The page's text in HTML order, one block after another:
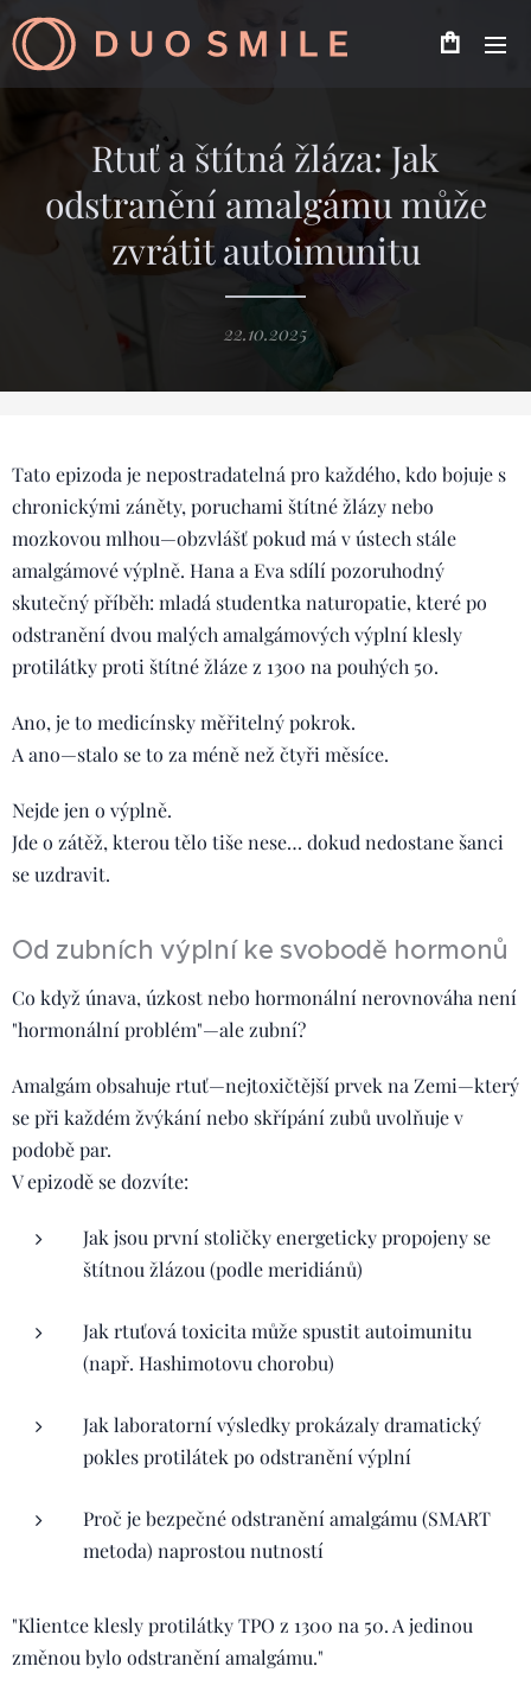
Rtuť a štítná žláza: Jak
odstranění amalgámu může
zvrátit autoimunitu
22.10.2025
Tato epizoda je nepostradatelná pro každého, kdo bojuje s
chronickými záněty, poruchami štítné žlázy nebo
mozkovou mlhou—obzvlášť pokud má v ústech stále
amalgámové výplně. Hana a Eva sdílí pozoruhodný
skutečný příběh: mladá studentka naturopatie, které po
odstranění dvou malých amalgámových výplní klesly
protilátky proti štítné žláze z 1300 na pouhých 50.
Ano, je to medicínsky měřitelný pokrok.
A ano—stalo se to za méně než čtyři měsíce.
Nejde jen o výplně.
Jde o zátěž, kterou tělo tiše nese… dokud nedostane šanci
se uzdravit.
Od zubních výplní ke svobodě hormonů
Co když únava, úzkost nebo hormonální nerovnováha není
"hormonální problém"—ale zubní?
Amalgám obsahuje rtuť—nejtoxičtější prvek na Zemi—který
se při každém žvýkání nebo skřípání zubů uvolňuje v
podobě par.
V epizodě se dozvíte:
Jak jsou první stoličky energeticky propojeny se
štítnou žlázou (podle meridiánů)
Jak rtuťová toxicita může spustit autoimunitu
(např. Hashimotovu chorobu)
Jak laboratorní výsledky prokázaly dramatický
pokles protilátek po odstranění výplní
Proč je bezpečné odstranění amalgámu (SMART
metoda) naprostou nutností
"Klientce klesly protilátky TPO z 1300 na 50. A jedinou
změnou bylo odstranění amalgámu."